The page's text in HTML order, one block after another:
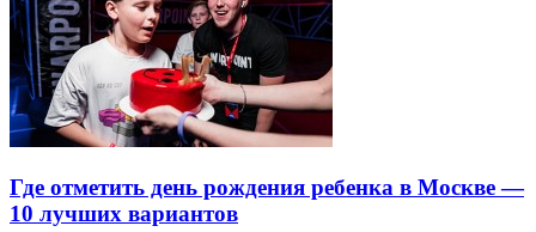
Где отметить день рождения ребенка в Москве —
10 лучших вариантов